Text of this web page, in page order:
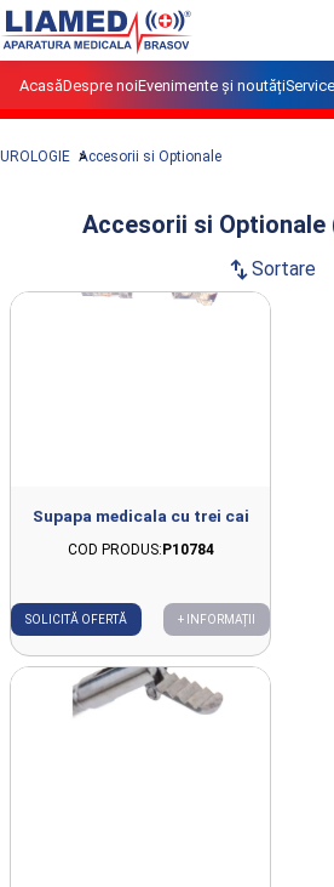
AcasăDespre noiEvenimente și noutățiService
UROLOGIE Accesorii si Optionale
Accesorii si Optionale
swap_vertSortare
Supapa medicala cu trei cai
COD PRODUS: P10784
SOLICITĂ OFERTĂ + INFORMAȚII